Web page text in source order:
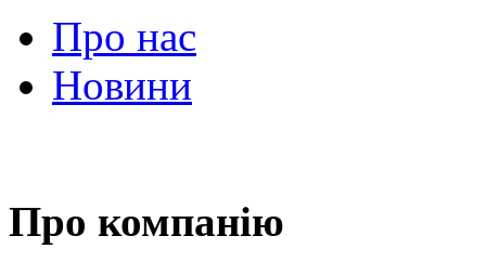
Про нас
Новини
Про компанію